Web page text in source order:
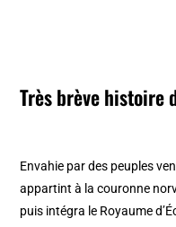
Très brève histoire
Envahie par des peuples
appartint à la couronne
puis intégra le Royaume